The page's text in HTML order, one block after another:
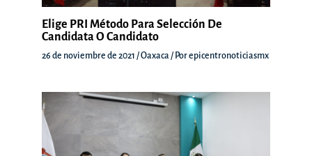
Elige PRI Método Para Selección De
Candidata O Candidato
26 de noviembre de 2021 /Oaxaca / Porepicentronoticiasmx